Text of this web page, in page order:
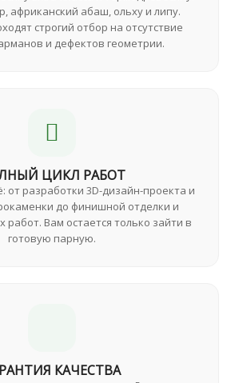
африканский абаш, ольху и липу.
строгий отбор на отсутствие
и дефектов геометрии.
ЦИКЛ РАБОТ
от разработки 3D-дизайн-проекта и
до финишной отделки и
работ. Вам остается только зайти в
готовую парную.
КАЧЕСТВА